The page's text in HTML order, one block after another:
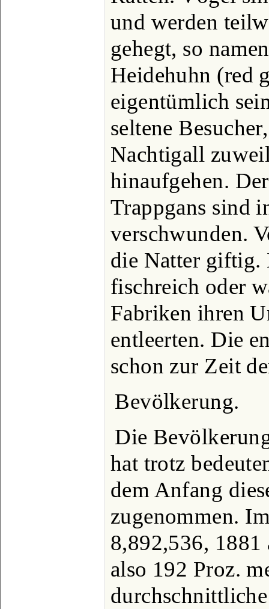
und werden
gehegt, so
Heidehuhn (red
eigentümlich
seltene
Nachtigall
hinaufgehen.
Trappgans sind
verschwunden.
die Natter giftig.
fischreich oder
Fabriken ihren
entleerten. Die
schon zur Zeit
Bevölkerung.
Die
hat trotz
dem Anfang
zugenommen.
8,892,536, 1881
also 192 Proz.